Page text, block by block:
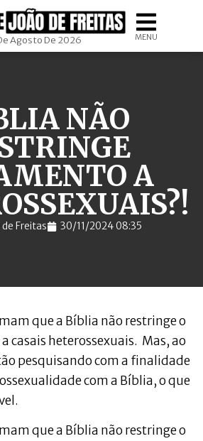
Agosto De 2026 MENU
NÃO
A
Freitas 30/11/2024 08:35
que a Bíblia não restringe o
casais heterossexuais. Mas, ao
pesquisando com a finalidade
com a Bíblia, o que
que a Bíblia não restringe o